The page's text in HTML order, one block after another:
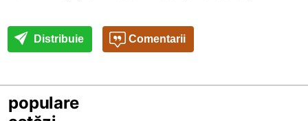
Distribuie Comentarii
populare